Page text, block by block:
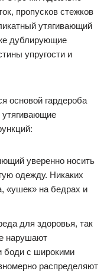
пропусков стежков
утягивающий
дублирующие
упругости и
основой гардероба
уверенно носить
одежду. Никаких
«ушек» на бедрах и
для здоровья, так
нарушают
боди с широкими
распределяют